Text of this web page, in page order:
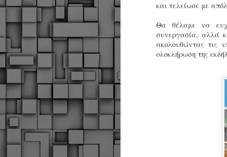
και τελείωσε με
Θα θέλαμε να
συνεργασία, αλλά
ακολουθώντας τις
ολοκλήρωση της
JUN